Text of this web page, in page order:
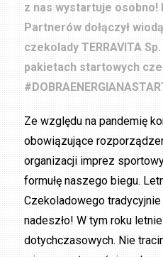
z nas wystartuje osobno!
Partnerów dołączył
czekolady TERRAVITA
pakietach startowych
Ze względu na pandemię
obowiązujące
organizacji imprez
formułę naszego biegu.
Czekoladowego
nadeszło! W tym roku
dotychczasowych. Nie